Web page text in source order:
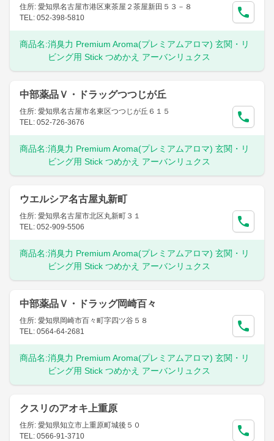
住所: 愛知県名古屋市港区東茶屋２茶屋新田５３－８
TEL: 052-398-5810
商品名:消臭力 Premium Aroma(プレミアムアロマ) 玄関・リ
ビング用 Stick つめかえ アーバンリュクス
中部薬品Ｖ・ドラッグつつじが丘
住所: 愛知県名古屋市名東区つつじが丘６１５
TEL: 052-726-3676
商品名:消臭力 Premium Aroma(プレミアムアロマ) 玄関・リ
ビング用 Stick つめかえ アーバンリュクス
ウエルシア名古屋丸新町
住所: 愛知県名古屋市北区丸新町３１
TEL: 052-909-5506
商品名:消臭力 Premium Aroma(プレミアムアロマ) 玄関・リ
ビング用 Stick つめかえ アーバンリュクス
中部薬品Ｖ・ドラッグ岡崎百々
住所: 愛知県岡崎市百々町字四ツ谷５８
TEL: 0564-64-2681
商品名:消臭力 Premium Aroma(プレミアムアロマ) 玄関・リ
ビング用 Stick つめかえ アーバンリュクス
クスリのアオキ上重原
住所: 愛知県知立市上重原町城後５０
TEL: 0566-91-3710